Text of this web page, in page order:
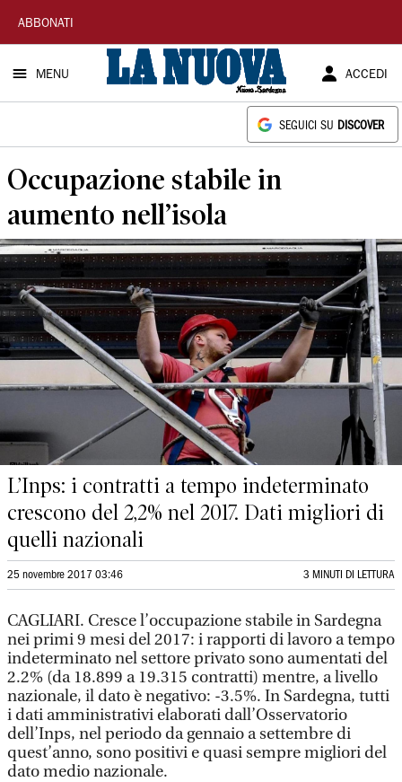
La
Nuova
Sardegna
ABBONATI
MENU ACCEDI
SEGUICI SU DISCOVER
Occupazione stabile in
aumento nell’isola
L’Inps: i contratti a tempo indeterminato
crescono del 2,2% nel 2017. Dati migliori di
quelli nazionali
25 novembre 2017 03:46 3 MINUTI DI LETTURA
CAGLIARI. Cresce l’occupazione stabile in Sardegna
nei primi 9 mesi del 2017: i rapporti di lavoro a tempo
indeterminato nel settore privato sono aumentati del
2.2% (da 18.899 a 19.315 contratti) mentre, a livello
nazionale, il dato è negativo: -3.5%. In Sardegna, tutti
i dati amministrativi elaborati dall’Osservatorio
dell’Inps, nel periodo da gennaio a settembre di
quest’anno, sono positivi e quasi sempre migliori del
dato medio nazionale.